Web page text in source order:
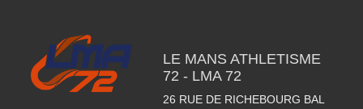
LE MANS ATHLETISME
72 - LMA 72
26 RUE DE RICHEBOURG BAL